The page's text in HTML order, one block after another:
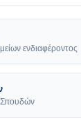
ενδιαφέροντος